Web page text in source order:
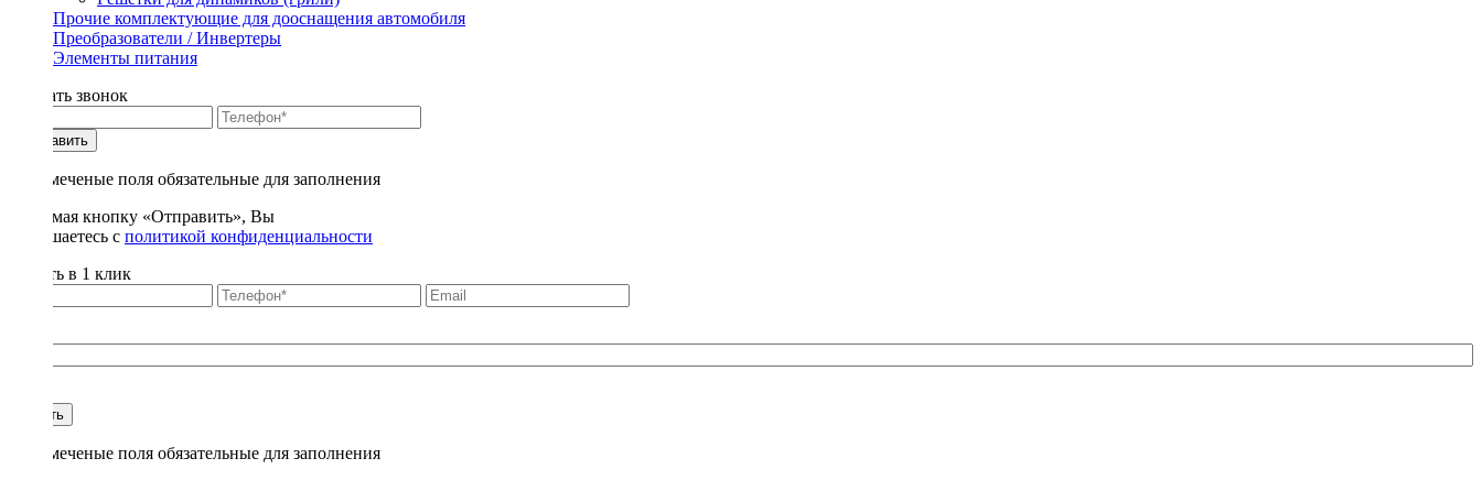
Прочие комплектующие для дооснащения автомобиля
Преобразователи / Инвертеры
Элементы питания
Заказать звонок
Отправить
* - отмеченые поля обязательные для заполнения
Нажимая кнопку «Отправить», Вы
соглашаетесь с политикой конфиденциальности
Купить в 1 клик
Купить
* - отмеченые поля обязательные для заполнения